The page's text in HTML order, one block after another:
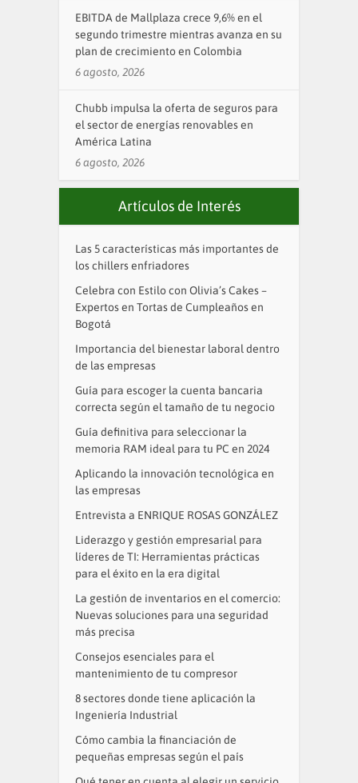
EBITDA de Mallplaza crece 9,6% en el
segundo trimestre mientras avanza en su
plan de crecimiento en Colombia
6 agosto, 2026
Chubb impulsa la oferta de seguros para
el sector de energías renovables en
América Latina
6 agosto, 2026
Artículos de Interés
Las 5 características más importantes de
los chillers enfriadores
Celebra con Estilo con Olivia’s Cakes –
Expertos en Tortas de Cumpleaños en
Bogotá
Importancia del bienestar laboral dentro
de las empresas
Guía para escoger la cuenta bancaria
correcta según el tamaño de tu negocio
Guía definitiva para seleccionar la
memoria RAM ideal para tu PC en 2024
Aplicando la innovación tecnológica en
las empresas
Entrevista a ENRIQUE ROSAS GONZÁLEZ
Liderazgo y gestión empresarial para
líderes de TI: Herramientas prácticas
para el éxito en la era digital
La gestión de inventarios en el comercio:
Nuevas soluciones para una seguridad
más precisa
Consejos esenciales para el
mantenimiento de tu compresor
8 sectores donde tiene aplicación la
Ingeniería Industrial
Cómo cambia la financiación de
pequeñas empresas según el país